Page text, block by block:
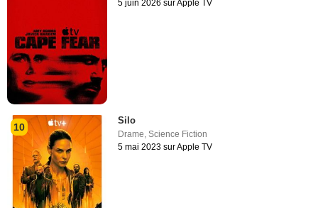
5 juin 2026 sur Apple TV
10
Silo
Drame,Science Fiction
5 mai 2023 sur Apple TV